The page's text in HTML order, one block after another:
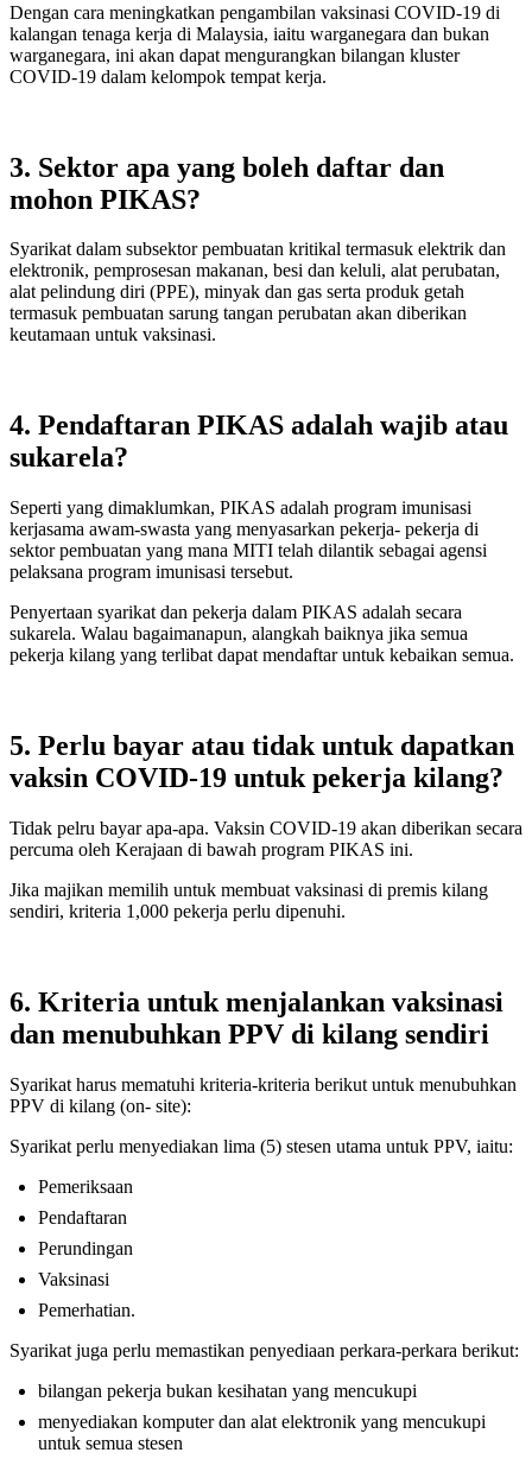
Dengan cara meningkatkan pengambilan vaksinasi COVID-19 di
kalangan tenaga kerja di Malaysia, iaitu warganegara dan bukan
warganegara, ini akan dapat mengurangkan bilangan kluster
COVID-19 dalam kelompok tempat kerja.
3. Sektor apa yang boleh daftar dan
mohon PIKAS?
Syarikat dalam subsektor pembuatan kritikal termasuk elektrik dan
elektronik, pemprosesan makanan, besi dan keluli, alat perubatan,
alat pelindung diri (PPE), minyak dan gas serta produk getah
termasuk pembuatan sarung tangan perubatan akan diberikan
keutamaan untuk vaksinasi.
4. Pendaftaran PIKAS adalah wajib atau
sukarela?
Seperti yang dimaklumkan, PIKAS adalah program imunisasi
kerjasama awam-swasta yang menyasarkan pekerja- pekerja di
sektor pembuatan yang mana MITI telah dilantik sebagai agensi
pelaksana program imunisasi tersebut.
Penyertaan syarikat dan pekerja dalam PIKAS adalah secara
sukarela. Walau bagaimanapun, alangkah baiknya jika semua
pekerja kilang yang terlibat dapat mendaftar untuk kebaikan semua.
5. Perlu bayar atau tidak untuk dapatkan
vaksin COVID-19 untuk pekerja kilang?
Tidak pelru bayar apa-apa. Vaksin COVID-19 akan diberikan secara
percuma oleh Kerajaan di bawah program PIKAS ini.
Jika majikan memilih untuk membuat vaksinasi di premis kilang
sendiri, kriteria 1,000 pekerja perlu dipenuhi.
6. Kriteria untuk menjalankan vaksinasi
dan menubuhkan PPV di kilang sendiri
Syarikat harus mematuhi kriteria-kriteria berikut untuk menubuhkan
PPV di kilang (on- site):
Syarikat perlu menyediakan lima (5) stesen utama untuk PPV, iaitu:
Pemeriksaan
Pendaftaran
Perundingan
Vaksinasi
Pemerhatian.
Syarikat juga perlu memastikan penyediaan perkara-perkara berikut:
bilangan pekerja bukan kesihatan yang mencukupi
menyediakan komputer dan alat elektronik yang mencukupi
untuk semua stesen